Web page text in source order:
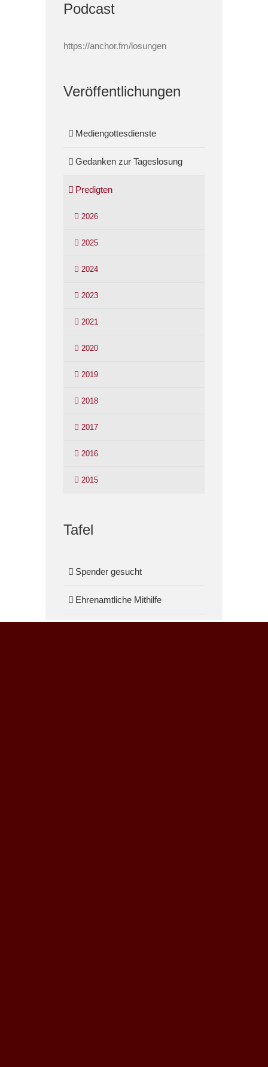
Podcast
https://anchor.fm/losungen
Veröffentlichungen
Mediengottesdienste
Gedanken zur Tageslosung
Predigten
2026
2025
2024
2023
2021
2020
2019
2018
2017
2016
2015
Tafel
Spender gesucht
Ehrenamtliche Mithilfe